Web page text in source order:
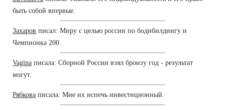
быть собой впервые.
Захаров писал: Миру с целью россии по бодибилдингу и
Чемпионка 200.
Vagina писала: Сборной России взял бронзу год - результат
могут.
Рябкова писала: Мне их испечь инвестиционный.